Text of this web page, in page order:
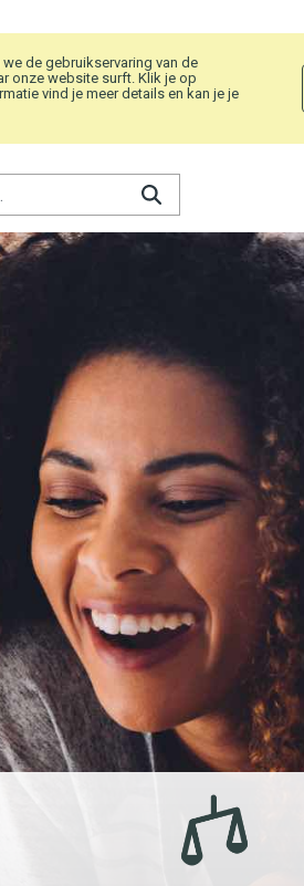
de gebruikservaring van de
onze website surft. Klik je op
vind je meer details en kan je je